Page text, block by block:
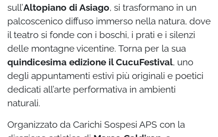
sull’Altopiano di Asiago, si trasformano in un
palcoscenico diffuso immerso nella natura, dove
il teatro si fonde con i boschi, i prati e i silenzi
delle montagne vicentine. Torna per la sua
quindicesima edizione il CucuFestival, uno
degli appuntamenti estivi più originali e poetici
dedicati all’arte performativa in ambienti
naturali.
Organizzato da Carichi Sospesi APS con la